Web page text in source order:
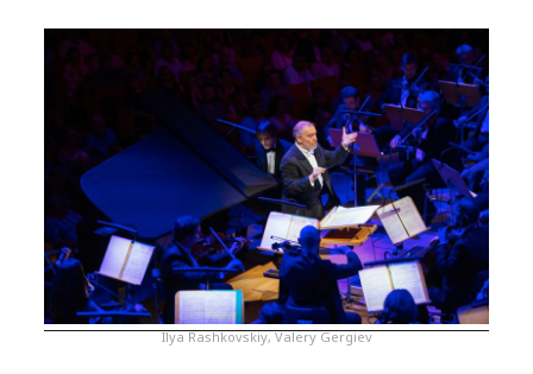
Ilya Rashkovskiy, Valery Gergiev